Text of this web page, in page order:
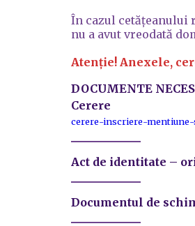
În cazul cetățeanului
nu a avut vreodată
Atenție! Anexele,
DOCUMENTE
Cerere
cerere-inscriere-
Act de identitate –
Documentul de